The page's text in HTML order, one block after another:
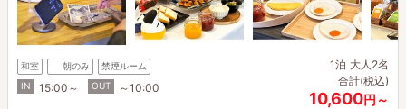
和室 朝のみ
禁煙ルーム
IN
15:00～ OUT ～10:00
1泊 大人2名
合計(税込)
10,600円～